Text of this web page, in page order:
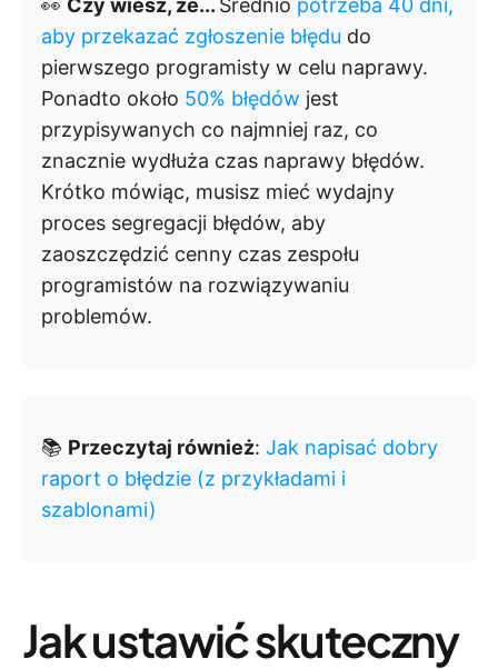
👀 Czy wiesz, że... Średnio potrzeba 40 dni,
aby przekazać zgłoszenie błędu do
pierwszego programisty w celu naprawy.
Ponadto około 50% błędów jest
przypisywanych co najmniej raz, co
znacznie wydłuża czas naprawy błędów.
Krótko mówiąc, musisz mieć wydajny
proces segregacji błędów, aby
zaoszczędzić cenny czas zespołu
programistów na rozwiązywaniu
problemów.
📚 Przeczytaj również: Jak napisać dobry
raport o błędzie (z przykładami i
szablonami)
Jak ustawić skuteczny